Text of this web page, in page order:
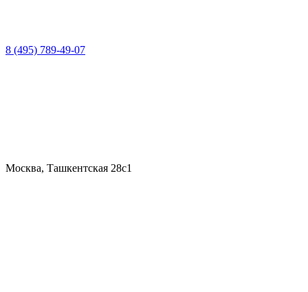
8 (495) 789-49-07
Москва, Ташкентская 28с1